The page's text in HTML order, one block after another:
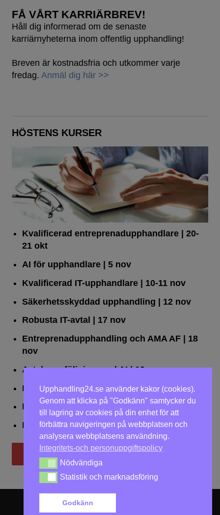
FÅ VÅRT KARRIÄRBREV!
Håll dig informerad om de senaste
karriärnyheterna inom offentlig upphandling!
Breven är kostnadsfria och utkommer varje
fredag. Anmäl dig här >>
HÖSTENS KURSER
Kvalificerad entreprenad­upphandlare
| 20-
21 okt
AI för upphandlare| 5 nov
Kvalificerad IT-upphandlare| 10-11 nov
Säkerhetsskyddad upphandling | 12 nov
Robusta IT-avtal
| 17 nov
Entreprenadupphandling och AMA AF| 18
nov
Avtalsuppföljning med AI| 19 nov
Leda upphandlingar effektivt| 25 nov
Dialogförfaranden | 26 nov
LOU på två dagar| 2-3 dec
Till utbildningar
Upphandling24.se använder kakor (cookies).
Genom att klicka på "Godkänn" samtycker du
till lagring av cookies på din enhet för att
förbättra navigeringen på webbplatsen och
analysera webbplatsens användning.
Integritets-och personuppgiftspolicy
Nödvändiga
Nödvändiga
Statistik och marknadsföring
Statistik och marknadsföring
Godkänn